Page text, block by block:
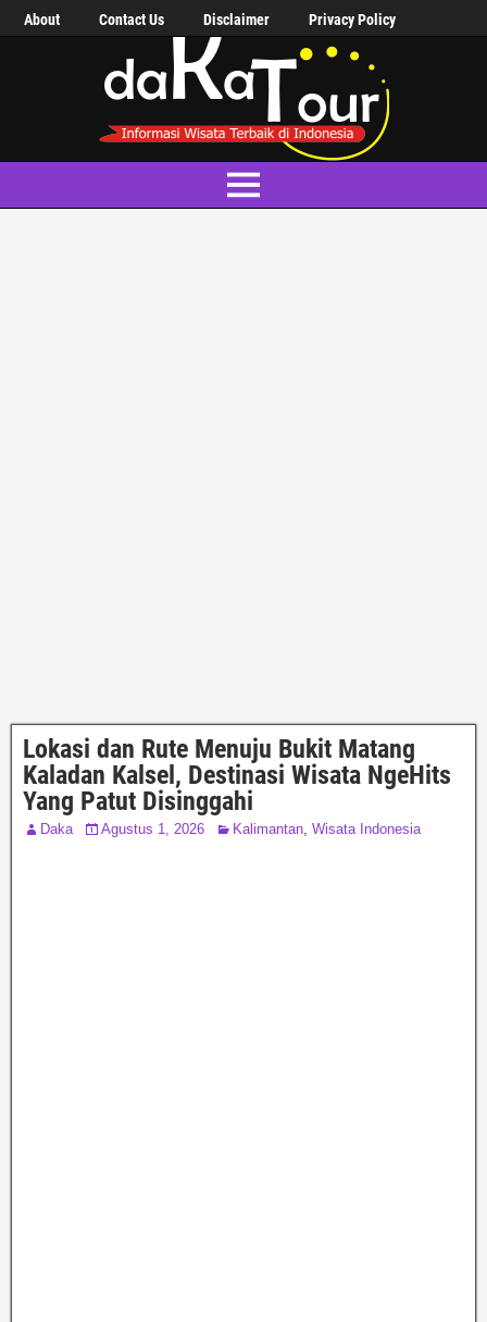
About Contact Us Disclaimer Privacy Policy
Lokasi dan Rute Menuju Bukit Matang
Kaladan Kalsel, Destinasi Wisata NgeHits
Yang Patut Disinggahi
Daka Agustus 1, 2026 Kalimantan, Wisata Indonesia